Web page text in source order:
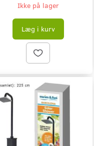
Ikke på lager
Læg i kurv